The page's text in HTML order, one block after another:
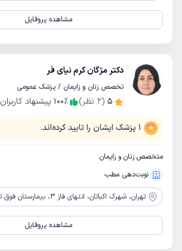
مشاهده پروفایل
دکتر مژگان کرم نیای فر
تخصص زنان و زایمان / پزشک عمومی
5
(
2 نظر) 100٪ پیشنهاد کاربران
1 پزشک ایشان را تایید کرده‌اند.
متخصص زنان و زایمان
نوبت‌دهی مطب
تهران، شهرک اکباتان، انتهای فاز 3، بیمارستان فوق تخصصی صارم
مشاهده پروفایل